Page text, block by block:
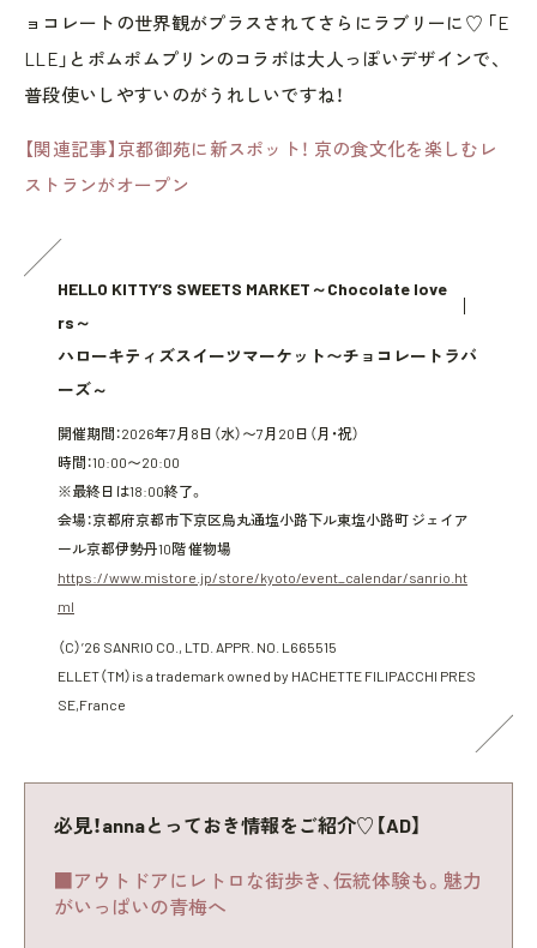
ョコレートの世界観がプラスされてさらにラブリーに♡ 「E
LLE」とポムポムプリンのコラボは大人っぽいデザインで、
普段使いしやすいのがうれしいですね！
【関連記事】京都御苑に新スポット！ 京の食文化を楽しむレ
ストランがオープン
HELLO KITTY’S SWEETS MARKET～Chocolate love
rs～
ハローキティズスイーツマーケット〜チョコレートラバ
ーズ～
開催期間：2026年7月8日（水）〜7月20日（月・祝）
時間：10:00〜20:00
※最終日は18:00終了。
会場：京都府京都市下京区烏丸通塩小路下ル東塩小路町 ジェイア
ール京都伊勢丹10階 催物場
https://www.mistore.jp/store/kyoto/event_calendar/sanrio.ht
ml
（C）’26 SANRIO CO., LTD. APPR. NO. L665515
ELLET（TM）is a trademark owned by HACHETTE FILIPACCHI PRES
SE,France
必見！annaとっておき情報をご紹介♡【AD】
■アウトドアにレトロな街歩き、伝統体験も。魅力
がいっぱいの青梅へ